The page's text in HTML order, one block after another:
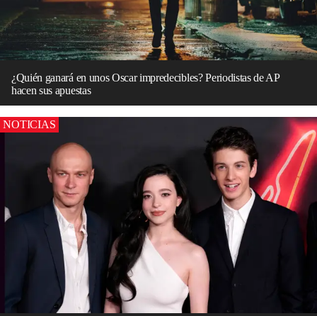
¿Quién ganará en unos Oscar impredecibles? Periodistas de AP
hacen sus apuestas
NOTICIAS